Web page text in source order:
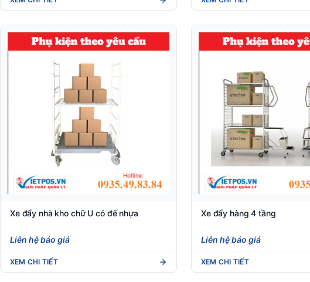
Xe đẩy nhà kho chữ U có đế nhựa
Liên hệ báo giá
XEM CHI TIẾT
Xe đẩy hàng 4 tầng
Liên hệ báo giá
XEM CHI TIẾT